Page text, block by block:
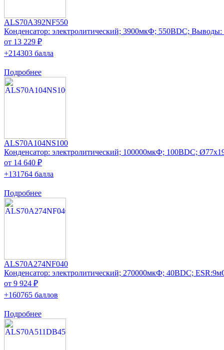
ALS70A392NF550
Конденсатор: электролитический; 3900мкФ; 550ВDC;
от 13 229 ₽
+214303 балла
Подробнее
ALS70A104NS100
Конденсатор: электролитический; 100000мкФ; 100ВDC;
от 14 640 ₽
+131764 балла
Подробнее
ALS70A274NF040
Конденсатор: электролитический; 270000мкФ; 40ВDC;
от 9 924 ₽
+160765 баллов
Подробнее